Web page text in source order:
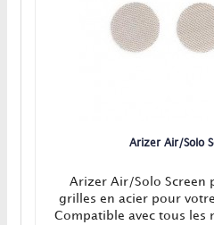
Arizer Air/Solo
Arizer Air/Solo Screen
grilles en acier pour
Compatible avec tous les